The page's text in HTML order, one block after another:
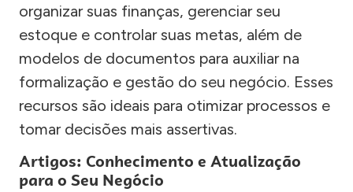
organizar suas finanças, gerenciar seu
estoque e controlar suas metas, além de
modelos de documentos para auxiliar na
formalização e gestão do seu negócio. Esses
recursos são ideais para otimizar processos e
tomar decisões mais assertivas.
Artigos: Conhecimento e Atualização
para o Seu Negócio